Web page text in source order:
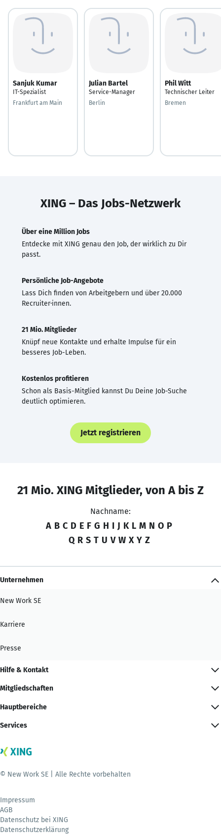
Sanjuk Kumar
IT-Spezialist
Frankfurt am Main
Julian Bartel
Service-Manager
Berlin
Phil Witt
Technischer Leiter
Bremen
XING – Das Jobs-Netzwerk
Über eine Million Jobs
Entdecke mit XING genau den Job, der wirklich zu Dir
passt.
Persönliche Job-Angebote
Lass Dich finden von Arbeitgebern und über 20.000
Recruiter·innen.
21 Mio. Mitglieder
Knüpf neue Kontakte und erhalte Impulse für ein
besseres Job-Leben.
Kostenlos profitieren
Schon als Basis-Mitglied kannst Du Deine Job-Suche
deutlich optimieren.
Jetzt registrieren
21 Mio. XING Mitglieder, von A bis Z
Nachname:
A B C D E F G H I J K L M N O P
Q R S T U V W X Y Z
Unternehmen
New Work SE
Karriere
Presse
Hilfe & Kontakt
Mitgliedschaften
Hauptbereiche
Services
© New Work SE | Alle Rechte vorbehalten
Impressum
AGB
Datenschutz bei XING
Datenschutzerklärung